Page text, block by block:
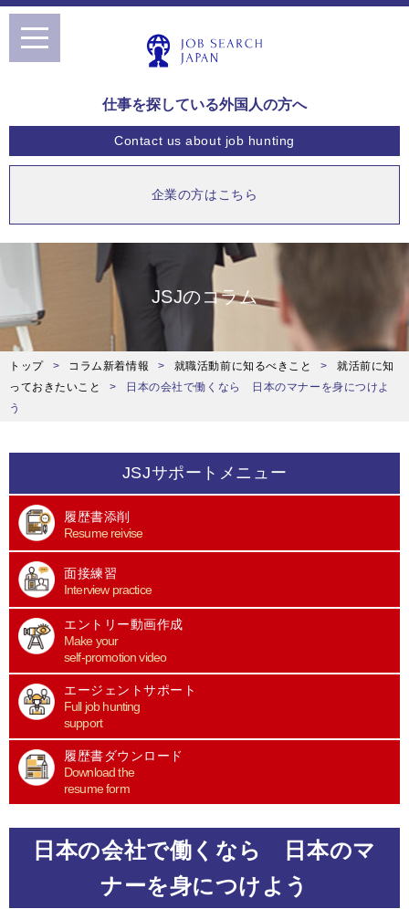
仕事を探している外国人の方へ
Contact usabout job hunting
企業の方はこちら
JSJのコラム
トップ コラム新着情報 就職活動前に知るべきこと
就活前に知
っておきたいこと
日本の会社で働くなら 日本のマナーを身につけよ
う
toggle
navigation
JSJサポートメニュー
履歴書添削
Resume reivise
面接練習
Interview practice
エントリー動画作成
Make your
self-promotion video
エージェントサポート
Full job hunting
support
履歴書ダウンロード
Download the
resume form
日本の会社で働くなら 日本のマ
ナーを身につけよう